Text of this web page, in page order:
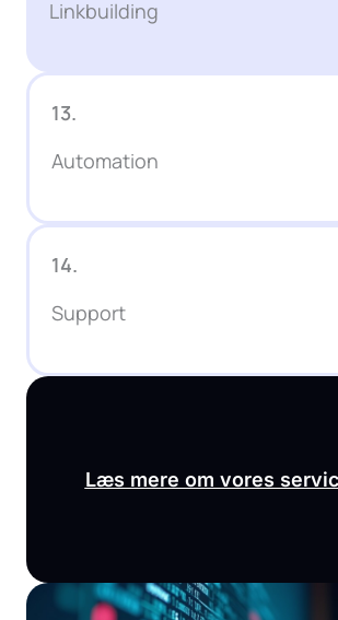
Linkbuilding
13.
Automation
14.
Support
Læs mere om vores